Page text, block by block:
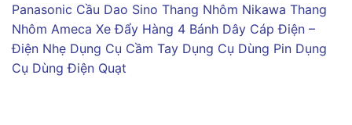
Panasonic Cầu Dao Sino Thang Nhôm Nikawa Thang
Nhôm Ameca Xe Đẩy Hàng 4 Bánh Dây Cáp Điện –
Điện Nhẹ Dụng Cụ Cầm Tay Dụng Cụ Dùng Pin Dụng
Cụ Dùng Điện Quạt